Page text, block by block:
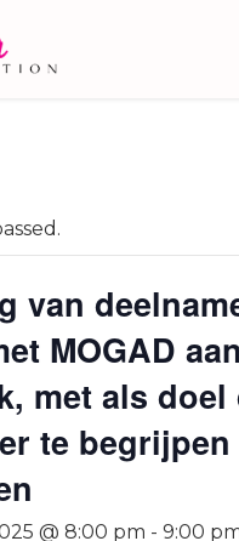
van
MOGAD aan
met als doel
te begrijpen
@ 8:00 pm - 9:00